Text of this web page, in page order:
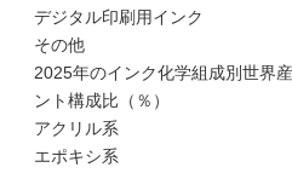
デジタル印刷用インク
その他
2025年のインク化学組成別世界
ント構成比（％）
アクリル系
エポキシ系